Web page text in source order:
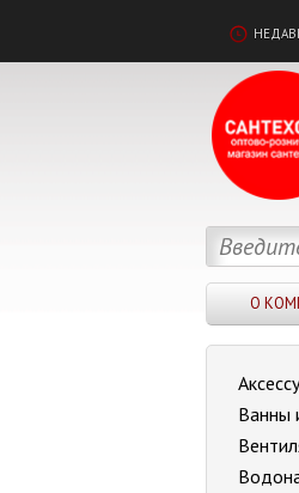
О
Ванны